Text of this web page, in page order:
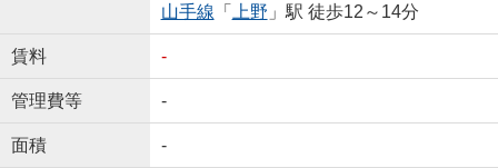
山手線 「 上野 」駅 徒歩12～14分
賃料 -
管理費等 -
面積 -